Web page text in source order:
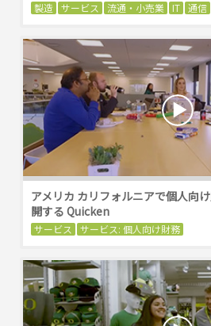
製造 サービス 流通・小売業 IT 通信
アメリカ カリフォルニアで個人向
開する Quicken
サービス サービス: 個人向け財務